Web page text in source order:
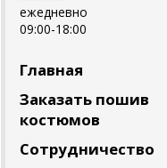
ежедневно
09:00-18:00
Главная
Заказать пошив
костюмов
Сотрудничество